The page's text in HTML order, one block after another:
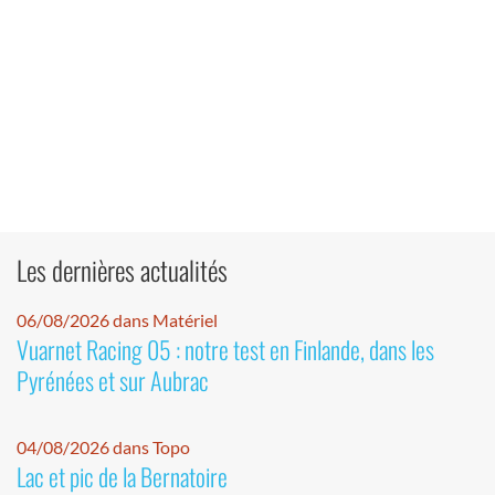
Les dernières actualités
06/08/2026 dans Matériel
Vuarnet Racing 05 : notre test en Finlande, dans les
Pyrénées et sur Aubrac
04/08/2026 dans Topo
Lac et pic de la Bernatoire